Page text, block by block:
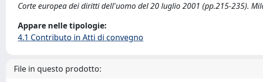
Corte europea dei diritti dell'uomo del 20 luglio 2001 (pp.215-235).
Appare nelle tipologie:
4.1 Contributo in Atti di convegno
File in questo prodotto: